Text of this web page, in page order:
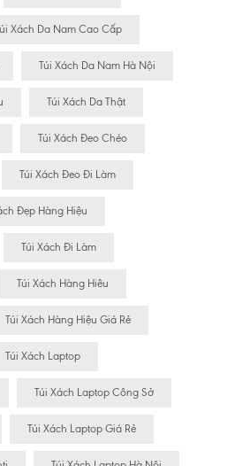
Xách Da Nam Cao Cấp
Túi Xách Da Nam Hà Nội
Túi Xách Da Thật
Túi Xách Đeo Chéo
Túi Xách Đeo Đi Làm
Đẹp Hàng Hiệu
Túi Xách Đi Làm
Túi Xách Hàng Hiêu
Túi Xách Hàng Hiệu Giá Rẻ
Túi Xách Laptop
Túi Xách Laptop Công Sở
Túi Xách Laptop Giá Rẻ